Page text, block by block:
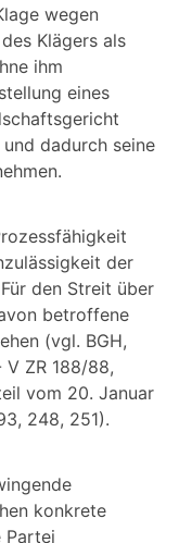
wegen
Klägers als
ihm
eines
dadurch seine
der
den Streit über
betroffene
(vgl. BGH,
ZR 188/88,
vom 20. Januar
248, 251).
konkrete
Partei